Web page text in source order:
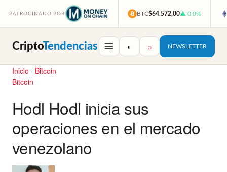
PATROCINADO POR BTC$64.572,00▲ 0,0%
CriptoTendencias ◐ ⌕ NEWSLETTER
Inicio · Bitcoin
Bitcoin
Hodl Hodl inicia sus
operaciones en el mercado
venezolano